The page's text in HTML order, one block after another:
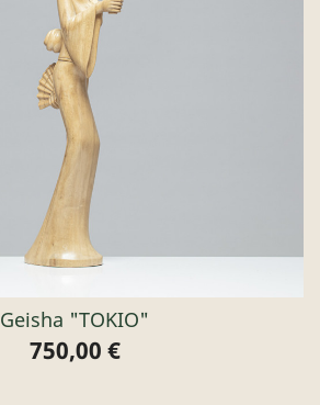
Geisha "TOKIO"
Preis
750,00 €